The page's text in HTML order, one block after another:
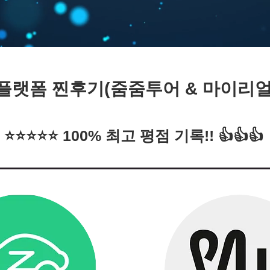
Services
랫폼 찐후기(줌줌투어 & 마이리
⭐️⭐️⭐️⭐️⭐️ 100% 최고 평점 기록!! 👍👍👍